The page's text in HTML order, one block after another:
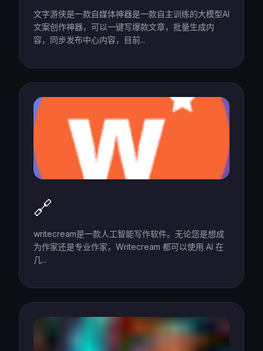
文字游侠是一款自媒体神器是一款自主训练的大模型Al
文案创作神器，可以一键写爆款文章，批量生成内
容，同步发布中心内容，目前...
🔗
writecream是一款人工智能写作软件。无论您是想成
为作家还是专业作家，Writecream 都可以使用 AI 在
几...